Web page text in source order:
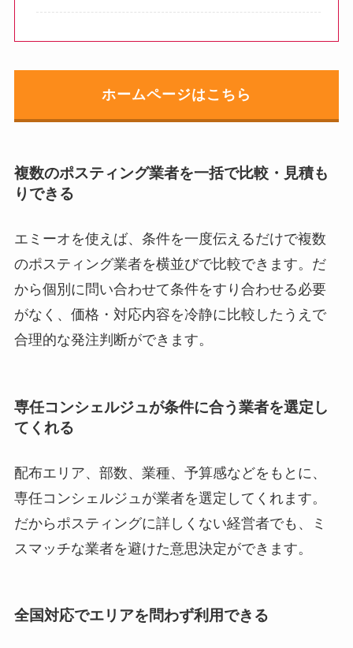
ホームページはこちら
複数のポスティング業者を一括で比較・見積も
りできる
エミーオを使えば、条件を一度伝えるだけで複数
のポスティング業者を横並びで比較できます。だ
から個別に問い合わせて条件をすり合わせる必要
がなく、価格・対応内容を冷静に比較したうえで
合理的な発注判断ができます。
専任コンシェルジュが条件に合う業者を選定し
てくれる
配布エリア、部数、業種、予算感などをもとに、
専任コンシェルジュが業者を選定してくれます。
だからポスティングに詳しくない経営者でも、ミ
スマッチな業者を避けた意思決定ができます。
全国対応でエリアを問わず利用できる